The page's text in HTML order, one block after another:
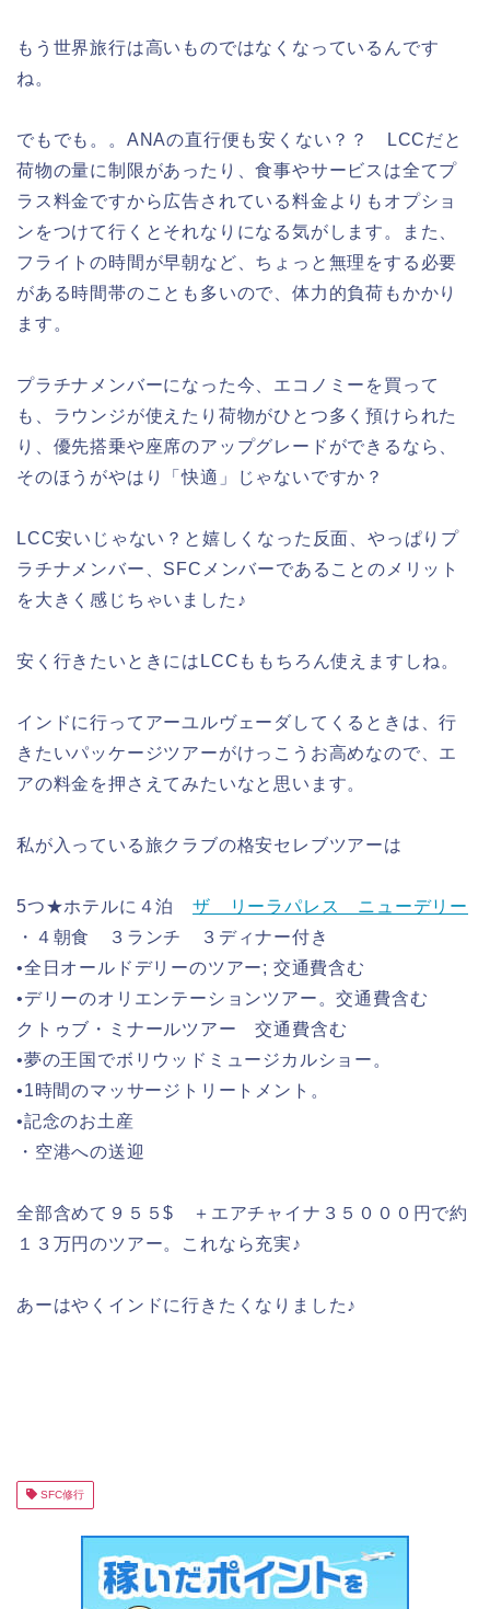
もう世界旅行は高いものではなくなっているんです
ね。
でもでも。。ANAの直行便も安くない？？ LCCだと
荷物の量に制限があったり、食事やサービスは全てプ
ラス料金ですから広告されている料金よりもオプショ
ンをつけて行くとそれなりになる気がします。また、
フライトの時間が早朝など、ちょっと無理をする必要
がある時間帯のことも多いので、体力的負荷もかかり
ます。
プラチナメンバーになった今、エコノミーを買って
も、ラウンジが使えたり荷物がひとつ多く預けられた
り、優先搭乗や座席のアップグレードができるなら、
そのほうがやはり「快適」じゃないですか？
LCC安いじゃない？と嬉しくなった反面、やっぱりプ
ラチナメンバー、SFCメンバーであることのメリット
を大きく感じちゃいました♪
安く行きたいときにはLCCももちろん使えますしね。
インドに行ってアーユルヴェーダしてくるときは、行
きたいパッケージツアーがけっこうお高めなので、エ
アの料金を押さえてみたいなと思います。
私が入っている旅クラブの格安セレブツアーは
5つ★ホテルに４泊ザ リーラパレス ニューデリー
・４朝食 ３ランチ ３ディナー付き
•全日オールドデリーのツアー; 交通費含む
•デリーのオリエンテーションツアー。交通費含む
クトゥブ・ミナールツアー 交通費含む
•夢の王国でボリウッドミュージカルショー。
•1時間のマッサージトリートメント。
•記念のお土産
・空港への送迎
全部含めて９５５$ ＋エアチャイナ３５０００円で約
１３万円のツアー。これなら充実♪
あーはやくインドに行きたくなりました♪
SFC修行